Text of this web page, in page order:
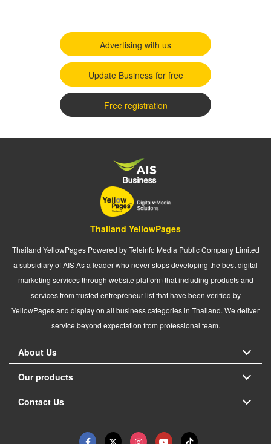
Advertising with us
Update Business for free
Free registration
Thailand YellowPages
Thailand YellowPages Powered by Teleinfo Media Public Company Limited
a subsidiary of AIS As a leader who never stops developing the best digital
marketing services through website platform that including products and
services from trusted entrepreneur list that have been verified by
YellowPages and display on all business categories in Thailand. We deliver
service beyond expectation from professional team.
About Us
Our products
Contact Us